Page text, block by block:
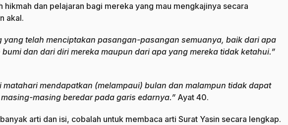
dan pelajaran bagi mereka yang mau mengkajinya secara
akal.
yang telah menciptakan pasangan-pasangan semuanya, baik dari apa
dan dari diri mereka maupun dari apa yang mereka tidak ketahui.”
matahari mendapatkan (melampaui) bulan dan malampun tidak dapat
masing beredar pada garis edarnya.” Ayat 40.
arti dan isi, cobalah untuk membaca arti Surat Yasin secara lengkap.